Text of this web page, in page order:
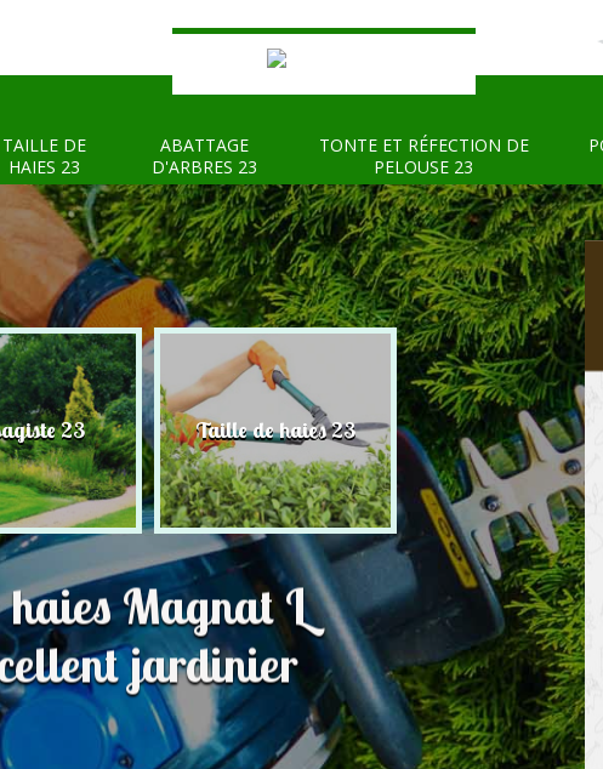
TAILLE DE
HAIES 23
ABATTAGE
D'ARBRES 23
TONTE ET RÉFECTION DE
PELOUSE 23
23 Taille de haies 23 Abattage d'arbres
Magnat L
jardinier